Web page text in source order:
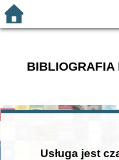
BIBLIOGRAFIA
Usługa jest